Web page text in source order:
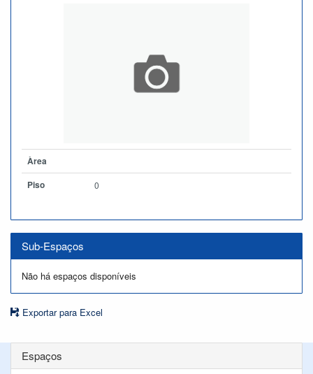
Àrea
Piso
0
Sub-Espaços
Não há espaços disponíveis
Exportar para Excel
Espaços